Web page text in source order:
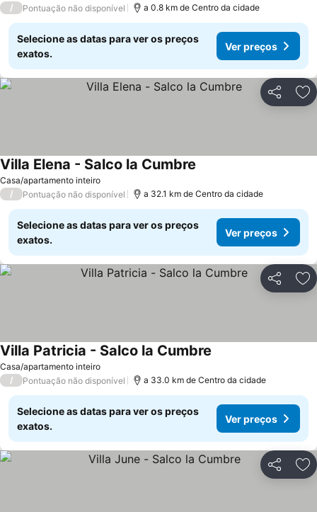
/ Pontuação não disponível a 0.8 km de Centro da cidade
Selecione as datas para ver os preços
exatos.
Ver preços
Partilhar
Casa/apartamento inteiro
Villa Elena - Salco la Cumbre
/ Pontuação não disponível a 32.1 km de Centro da cidade
Selecione as datas para ver os preços
exatos.
Ver preços
Partilhar
Casa/apartamento inteiro
Villa Patricia - Salco la Cumbre
/ Pontuação não disponível a 33.0 km de Centro da cidade
Selecione as datas para ver os preços
exatos.
Ver preços
Partilhar